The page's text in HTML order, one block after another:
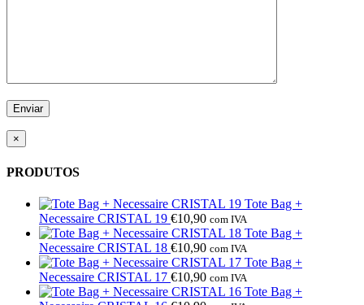
×
PRODUTOS
Tote Bag +
Necessaire CRISTAL 19 €10,90 com IVA
Tote Bag +
Necessaire CRISTAL 18 €10,90 com IVA
Tote Bag +
Necessaire CRISTAL 17 €10,90 com IVA
Tote Bag +